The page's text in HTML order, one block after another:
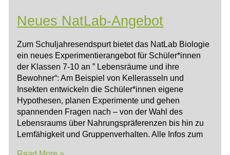
Neues NatLab-Angebot
Zum Schuljahresendspurt bietet das NatLab Biologie
ein neues Experimentierangebot für Schüler*innen
der Klassen 7-10 an ” Lebensräume und ihre
Bewohner“: Am Beispiel von Kellerasseln und
Insekten entwickeln die Schüler*innen eigene
Hypothesen, planen Experimente und gehen
spannenden Fragen nach – von der Wahl des
Lebensraums über Nahrungspräferenzen bis hin zu
Lernfähigkeit und Gruppenverhalten. Alle Infos zum
Neues